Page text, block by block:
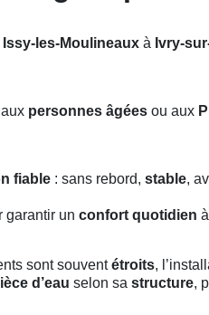
Issy-les-Moulineaux à Ivry-
personnes âgées ou aux
fiable : sans rebord, stable,
garantir un confort quotidien
sont souventétroits,
d’eau selon sa structure,